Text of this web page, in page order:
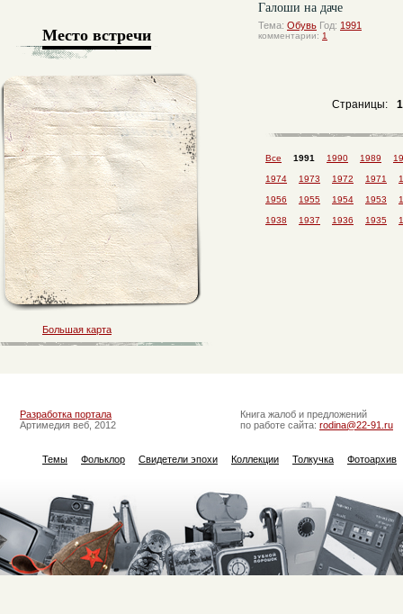
Галоши на даче
Тема: Обувь Год: 1991
комментарии: 1
Страницы: 1
Все 1991 1990 1989
1974 1973 1972 1971
1956 1955 1954 1953
1938 1937 1936 1935
Место встречи
Большая карта
Разработка портала
Артимедия веб, 2012
Книга жалоб и предложений
по работе сайта: rodina@22-91.ru
Темы Фольклор Свидетели эпохи Коллекции Толкучка Фотоархив